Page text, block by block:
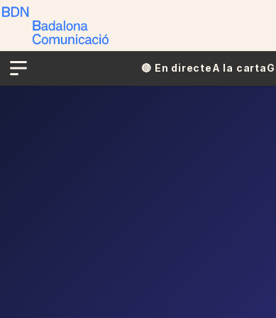
Menu
🔴​​ En directeA la carta